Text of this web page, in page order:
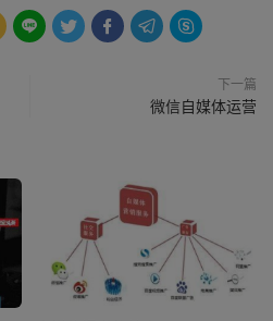
    
下一篇
微信自媒体运营